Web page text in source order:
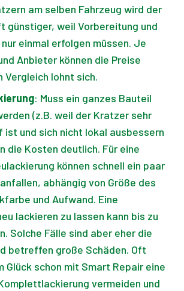
am selben Fahrzeug wird der
günstiger, weil Vorbereitung und
einmal erfolgen müssen. Je
Anbieter können die Preise
Vergleich lohnt sich.
: Muss ein ganzes Bauteil
(z.B. weil der Kratzer sehr
ist und sich nicht lokal ausbessern
die Kosten deutlich. Für eine
können schnell ein paar
abhängig von Größe des
und Aufwand. Eine
lackieren zu lassen kann bis zu
Solche Fälle sind aber eher die
betreffen große Schäden. Oft
Glück schon mit Smart Repair eine
vermeiden und